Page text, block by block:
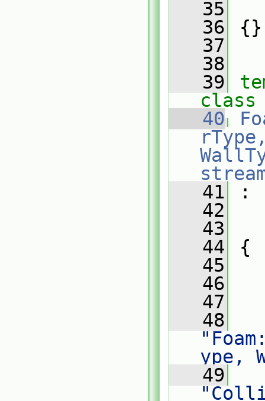
   35
   36
{}
   37
   38
   39
class
   40
   41
:
   42
   43
   44
{
   45
   46
   47
   48
ype,
   49